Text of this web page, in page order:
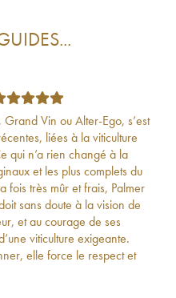
2014
Cru Classé
Cru Classé2012226€
2012 75€
220€
Cru Classé 2011 195€
2011 67€
225€
Cru Classé2010275€
2010 113€
265€
Classé
Vin ou Alter-Ego, s’est
liées à la viticulture
qui n’a rien changé à la
et les plus complets du
fois très mûr et frais, Palmer
sans doute à la vision de
et au courage de ses
viticulture exigeante.
elle force le respect et